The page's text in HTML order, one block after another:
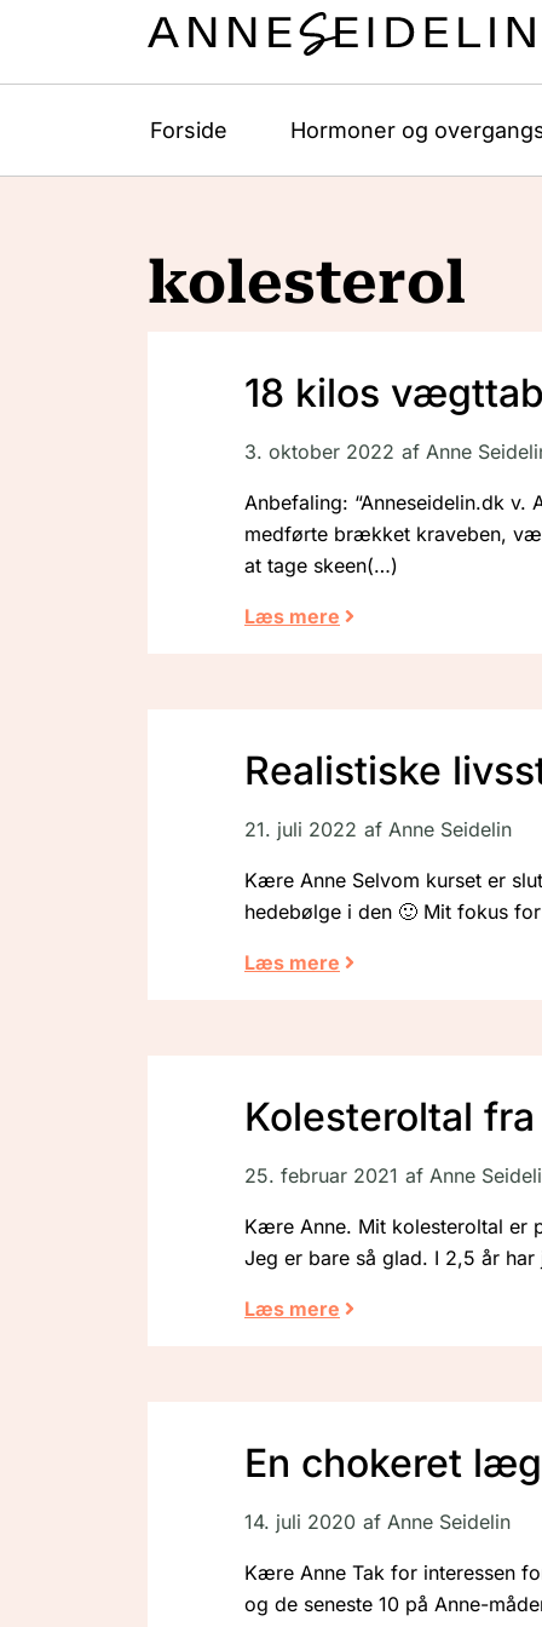
Forside Hormoner og
kolesterol
18 kilos
3. oktober 2022 af Anne
Anbefaling: “Anneseidelin.dk
medførte brækket kraveben,
at tage skeen
Læs mere
Realistiske
21. juli 2022 af Anne Seidelin
Kære Anne Selvom kurset er
hedebølge i den 🙂 Mit fokus
Læs mere
Kolesteroltal
25. februar 2021 af Anne
Kære Anne. Mit kolesteroltal er
Jeg er bare så glad. I 2,5 år
Læs mere
En chokeret
14. juli 2020 af Anne Seidelin
Kære Anne Tak for interessen
og de seneste 10 på Anne-